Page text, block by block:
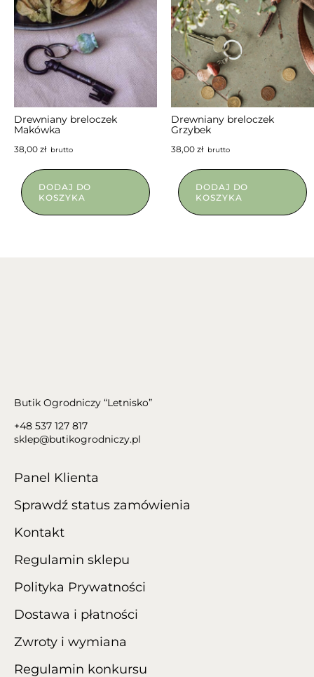
NIEDOSTĘPNY
Drewniany breloczek
Makówka
38,00 złbrutto
DODAJ DO
KOSZYKA
Drewniany breloczek
Grzybek
38,00 złbrutto
DODAJ DO
KOSZYKA
Butik Ogrodniczy “Letnisko”
+48 537 127 817
sklep@butikogrodniczy.pl
Panel Klienta
Sprawdź status zamówienia
Kontakt
Regulamin sklepu
Polityka Prywatności
Dostawa i płatności
Zwroty i wymiana
Regulamin konkursu